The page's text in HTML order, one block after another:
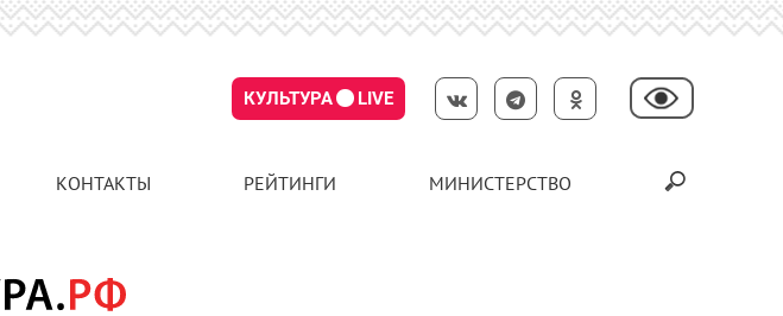
КУЛЬТУРА LIVE
КОНТАКТЫ РЕЙТИНГИ МИНИСТЕРСТВО